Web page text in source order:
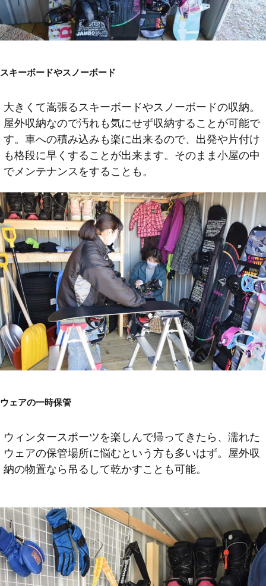
スキーボードやスノーボード
大きくて嵩張るスキーボードやスノーボードの収納。
屋外収納なので汚れも気にせず収納することが可能で
す。車への積み込みも楽に出来るので、出発や片付け
も格段に早くすることが出来ます。そのまま小屋の中
でメンテナンスをすることも。
ウェアの一時保管
ウィンタースポーツを楽しんで帰ってきたら、濡れた
ウェアの保管場所に悩むという方も多いはず。屋外収
納の物置なら吊るして乾かすことも可能。